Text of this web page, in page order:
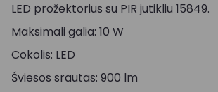
LED prožektorius su PIR jutikliu 15849.
Maksimali galia: 10 W
Cokolis: LED
Šviesos srautas: 900 lm